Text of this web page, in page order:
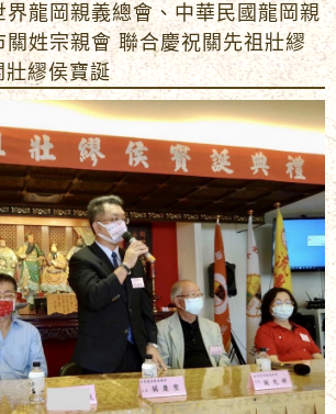
龍岡親義總會、中華民國龍岡親
姓宗親會 聯合慶祝關先祖壯繆
繆侯寶誕